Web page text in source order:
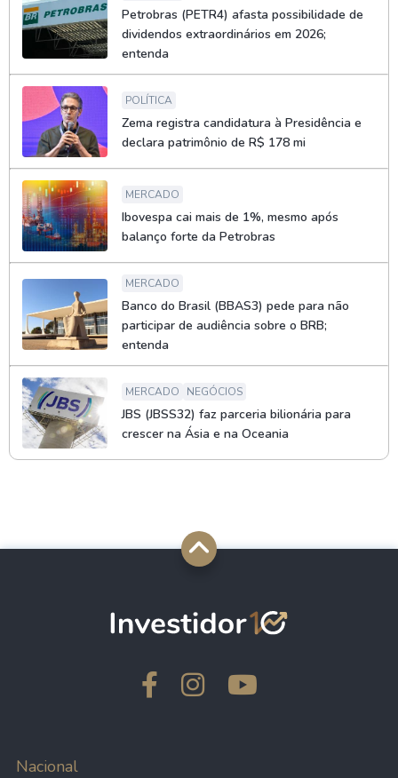
Petrobras (PETR4) afasta possibilidade de
dividendos extraordinários em 2026;
entenda
POLÍTICA
Zema registra candidatura à Presidência e
declara patrimônio de R$ 178 mi
MERCADO
Ibovespa cai mais de 1%, mesmo após
balanço forte da Petrobras
MERCADO
Banco do Brasil (BBAS3) pede para não
participar de audiência sobre o BRB;
entenda
MERCADO NEGÓCIOS
JBS (JBSS32) faz parceria bilionária para
crescer na Ásia e na Oceania
Nacional